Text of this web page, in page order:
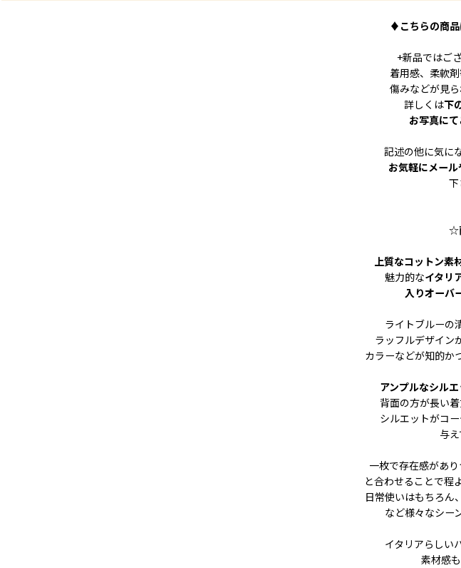
♦ こちらの商
+新品ではご
着用感、柔軟
傷みなどが見ら
詳しくは下
お写真に
記述の他に気に
お気軽にメー
下
☆
上質なコットン素
魅力的なイタリ
入りオーバ
ライトブルーの
ラッフルデザイン
カラーなどが知的か
アンプルなシル
背面の方が長い
シルエットがコ
与え
一枚で存在感があ
と合わせることで程
日常使いはもちろん
など様々なシー
イタリアらしい
素材感